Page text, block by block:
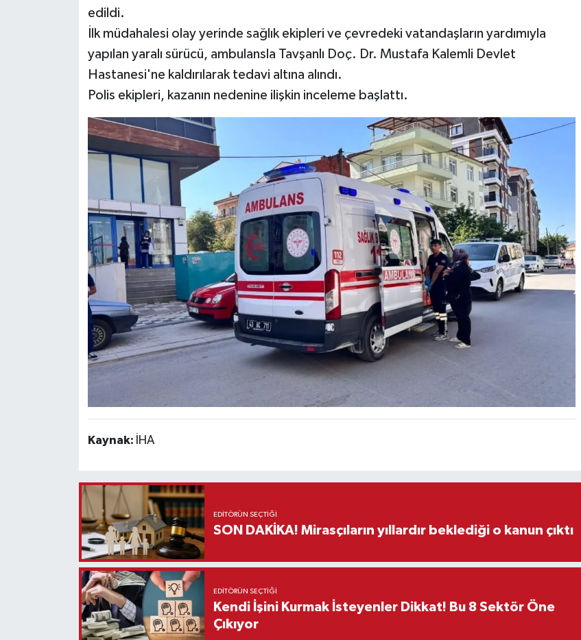
edildi.
İlk müdahalesi olay yerinde sağlık ekipleri ve çevredeki vatandaşların yardımıyla
yapılan yaralı sürücü, ambulansla Tavşanlı Doç. Dr. Mustafa Kalemli Devlet
Hastanesi'ne kaldırılarak tedavi altına alındı.
Polis ekipleri, kazanın nedenine ilişkin inceleme başlattı.
Kaynak: İHA
EDITÖRÜN SEÇTIĞI
SON DAKİKA! Mirasçıların yıllardır beklediği o kanun çıktı
EDITÖRÜN SEÇTIĞI
Kendi İşini Kurmak İsteyenler Dikkat! Bu 8 Sektör Öne
Çıkıyor